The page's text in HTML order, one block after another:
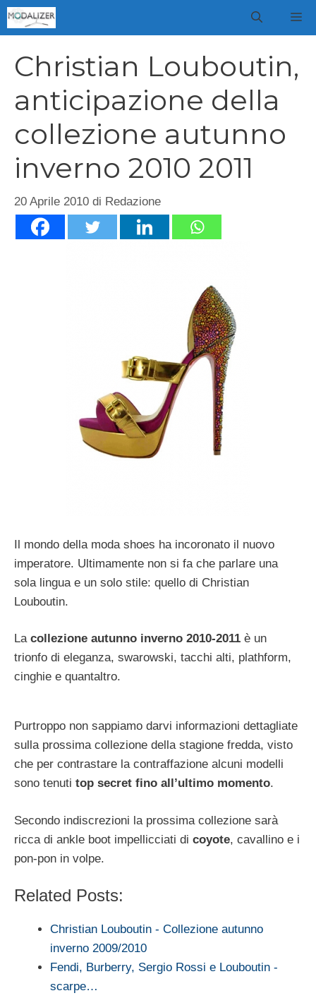
Vai
al
Christian Louboutin,
anticipazione della
collezione autunno
inverno 2010 2011
20 Aprile 2010 di Redazione
Il mondo della moda shoes ha incoronato il nuovo
imperatore. Ultimamente non si fa che parlare una
sola lingua e un solo stile: quello di Christian
Louboutin.
La collezione autunno inverno 2010-2011 è un
trionfo di eleganza, swarowski, tacchi alti, plathform,
cinghie e quantaltro.
Purtroppo non sappiamo darvi informazioni dettagliate
sulla prossima collezione della stagione fredda, visto
che per contrastare la contraffazione alcuni modelli
sono tenuti top secret fino all’ultimo momento.
Secondo indiscrezioni la prossima collezione sarà
ricca di ankle boot impellicciati di coyote, cavallino e i
pon-pon in volpe.
Related Posts:
Christian Louboutin - Collezione autunno
inverno 2009/2010
Fendi, Burberry, Sergio Rossi e Louboutin -
scarpe…